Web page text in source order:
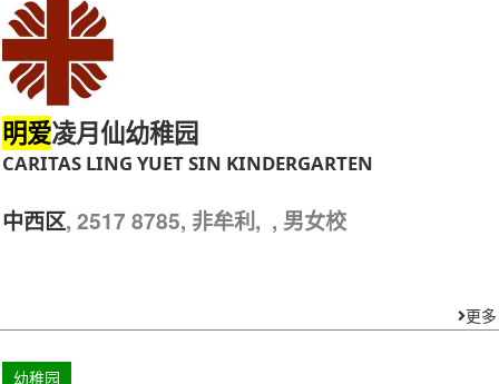
明爱凌月仙幼稚园
CARITAS LING YUET SIN KINDERGARTEN
中西区, 2517 8785, 非牟利, , 男女校
更多
幼稚园